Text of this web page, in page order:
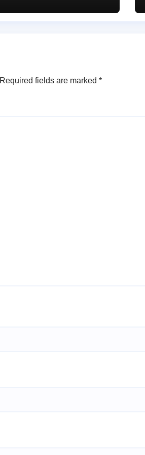
బహుమతి..
Required fields are marked *